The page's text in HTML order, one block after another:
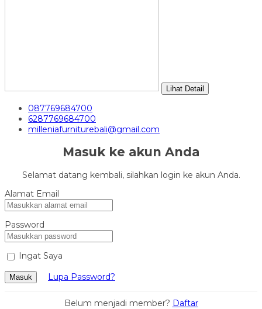
Lihat Detail
087769684700
6287769684700
milleniafurniturebali@gmail.com
Masuk ke akun Anda
Selamat datang kembali, silahkan login ke akun Anda.
Alamat Email
Password
Ingat Saya
Masuk Lupa Password?
Belum menjadi member? Daftar